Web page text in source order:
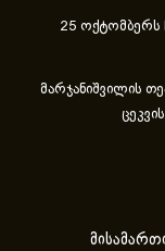
25 ოქტომბერს
მარჯანიშვილის